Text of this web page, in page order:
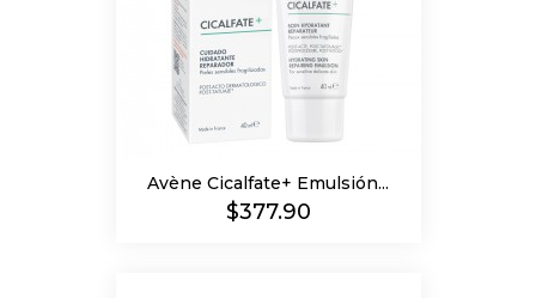
Avène Cicalfate+ Emulsión...
Precio
$377.90